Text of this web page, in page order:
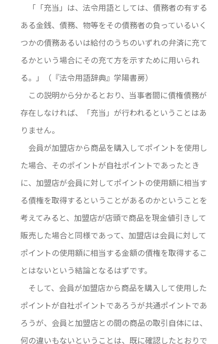
「「充当」は、法令用語としては、債務者の有する
ある金銭、債務、物等をその債務者の負っているいく
つかの債務あるいは給付のうちのいずれの弁済に充て
るかという場合にその充て方を示すために用いられ
る。」（『法令用語辞典』学陽書房）
この説明から分かるとおり、当事者間に債権債務が
存在しなければ、「充当」が行われるということはあ
りません。
会員が加盟店から商品を購入してポイントを使用し
た場合、そのポイントが自社ポイントであったとき
に、加盟店が会員に対してポイントの使用額に相当す
る債権を取得するということがあるのかということを
考えてみると、加盟店が店頭で商品を現金値引きして
販売した場合と同様であって、加盟店は会員に対して
ポイントの使用額に相当する金額の債権を取得するこ
とはないという結論となるはずです。
そして、会員が加盟店から商品を購入して使用した
ポイントが自社ポイントであろうが共通ポイントであ
ろうが、会員と加盟店との間の商品の取引自体には、
何の違いもないということは、既に確認したとおりで